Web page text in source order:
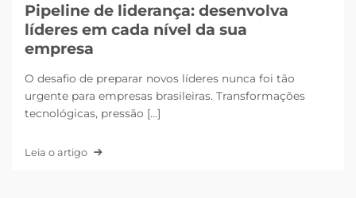
Pipeline de liderança: desenvolva
líderes em cada nível da sua
empresa
O desafio de preparar novos líderes nunca foi tão
urgente para empresas brasileiras. Transformações
tecnológicas, pressão [...]
Leia o artigo